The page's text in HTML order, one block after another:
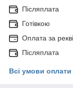
Післяплата
Готівкою
Оплата за
Післяплата
Всі умови оплати